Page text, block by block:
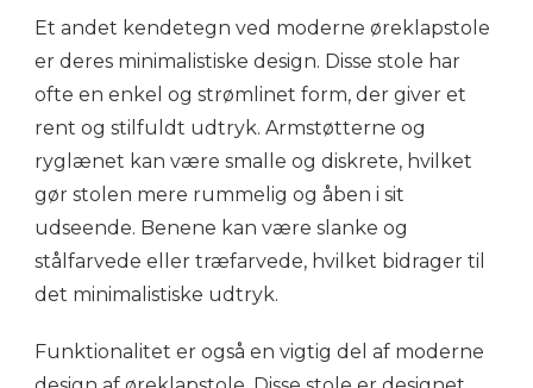
Et andet kendetegn ved moderne øreklapstole
er deres minimalistiske design. Disse stole har
ofte en enkel og strømlinet form, der giver et
rent og stilfuldt udtryk. Armstøtterne og
ryglænet kan være smalle og diskrete, hvilket
gør stolen mere rummelig og åben i sit
udseende. Benene kan være slanke og
stålfarvede eller træfarvede, hvilket bidrager til
det minimalistiske udtryk.
Funktionalitet er også en vigtig del af moderne